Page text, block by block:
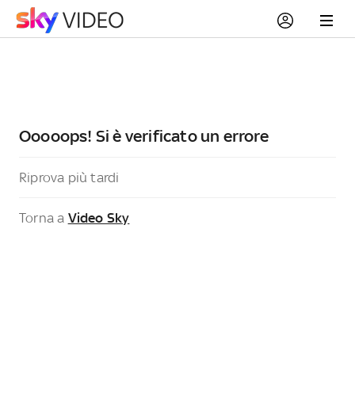
Ooooops! Si è verificato un errore
Riprova più tardi
Torna a Video Sky